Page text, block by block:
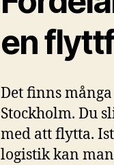
en
Det finns
Stockholm. Du
med att flytta.
logistik kan